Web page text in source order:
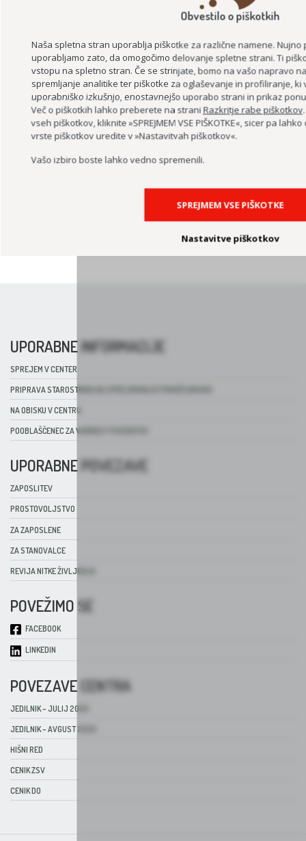
PODPORA PODJETJEM ZA PODALJŠEVANJE DELOVNE AKTIVNOSTI –
PROJEKT ASI+
UPORABNE INFORMACIJE
SPREJEM V CENTER
PRIPRAVA STAROSTNIKA NA SPREJEMANJE POMOČI DRUGIH
NA OBISKU V CENTRU
POOBLAŠČENEC ZA VARNOST PACIENTOV
UPORABNE POVEZAVE
ZAPOSLITEV
PROSTOVOLJSTVO
ZA ZAPOSLENE
ZA STANOVALCE
REVIJA NITKE ŽIVLJENJA
POVEŽIMO SE
FACEBOOK
LINKEDIN
POVEZAVE CENTRA
JEDILNIK – JULIJ 2026
JEDILNIK – AVGUST 2026
HIŠNI RED
CENIK ZSV
CENIK DO
Obvestilo o piškotkih
Naša spletna stran uporablja piškotke za različne namene. Nujno
uporabljamo zato, da omogočimo delovanje spletne strani. Ti
vstopu na spletno stran. Če se strinjate, bomo na vašo napravo
spremljanje analitike ter piškotke za oglaševanje in profiliranje, ki
uporabniško izkušnjo, enostavnejšo uporabo strani in prikaz
Več o piškotkih lahko preberete na strani Razkritje rabe piškotkov
vseh piškotkov, kliknite »SPREJMEM VSE PIŠKOTKE«, sicer pa
vrste piškotkov uredite v »Nastavitvah piškotkov«.
Vašo izbiro boste lahko vedno spremenili.
SPREJMEM VSE PIŠKOTKE
Nastavitve piškotkov